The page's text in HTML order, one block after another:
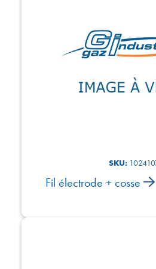
SKU:
Fil électrode + cosse